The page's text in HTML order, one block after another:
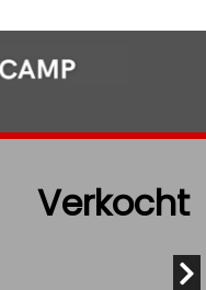
Verkocht